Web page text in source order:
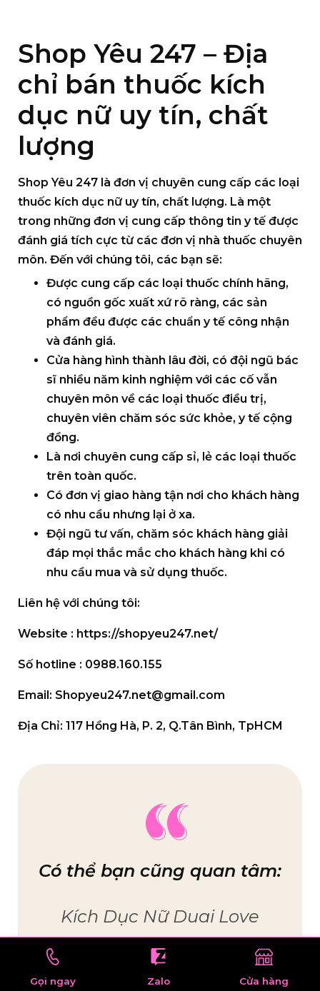
Shop Yêu 247 – Địa
chỉ bán thuốc kích
dục nữ uy tín, chất
lượng
Shop Yêu 247 là đơn vị chuyên cung cấp các loại
thuốc kích dục nữ uy tín, chất lượng. Là một
trong những đơn vị cung cấp thông tin y tế được
đánh giá tích cực từ các đơn vị nhà thuốc chuyên
môn. Đến với chúng tôi, các bạn sẽ:
Được cung cấp các loại thuốc chính hãng,
có nguồn gốc xuất xứ rõ ràng, các sản
phẩm đều được các chuẩn y tế công nhận
và đánh giá.
Cửa hàng hình thành lâu đời, có đội ngũ bác
sĩ nhiều năm kinh nghiệm với các cố vẫn
chuyên môn về các loại thuốc điều trị,
chuyên viên chăm sóc sức khỏe, y tế cộng
đồng.
Là nơi chuyên cung cấp sỉ, lẻ các loại thuốc
trên toàn quốc.
Có đơn vị giao hàng tận nơi cho khách hàng
có nhu cầu nhưng lại ở xa.
Đội ngũ tư vấn, chăm sóc khách hàng giải
đáp mọi thắc mắc cho khách hàng khi có
nhu cầu mua và sử dụng thuốc.
Liên hệ với chúng tôi:
Website : https://shopyeu247.net/
Số hotline : 0988.160.155
Email: Shopyeu247.net@gmail.com
Địa Chỉ: 117 Hồng Hà, P. 2, Q.Tân Bình, TpHCM
Có thể bạn cũng quan tâm:
Kích Dục Nữ Duai Love
Pheromone Dạng Xịt Cao Cấp
Cực Mạnh
Gọi ngay Zalo Cửa hàng